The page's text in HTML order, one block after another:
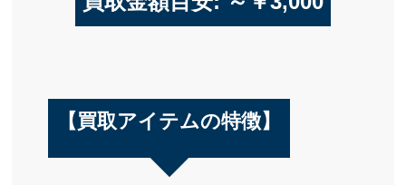
【買取アイテムの特徴】